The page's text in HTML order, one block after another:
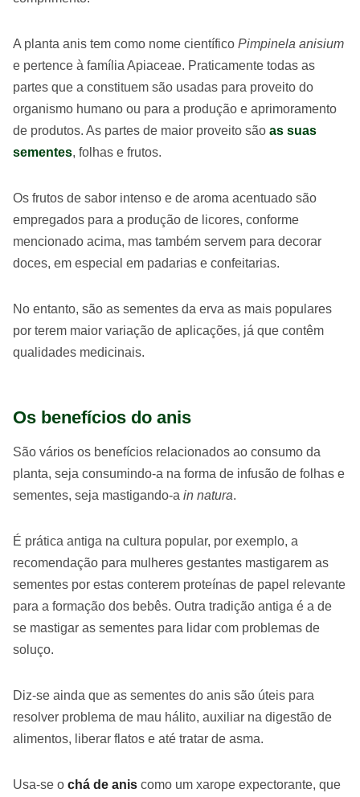
A planta anis tem como nome científico Pimpinela anisium
e pertence à família Apiaceae. Praticamente todas as
partes que a constituem são usadas para proveito do
organismo humano ou para a produção e aprimoramento
de produtos. As partes de maior proveito são as suas
sementes, folhas e frutos.
Os frutos de sabor intenso e de aroma acentuado são
empregados para a produção de licores, conforme
mencionado acima, mas também servem para decorar
doces, em especial em padarias e confeitarias.
No entanto, são as sementes da erva as mais populares
por terem maior variação de aplicações, já que contêm
qualidades medicinais.
Os benefícios do anis
São vários os benefícios relacionados ao consumo da
planta, seja consumindo-a na forma de infusão de folhas e
sementes, seja mastigando-a in natura.
É prática antiga na cultura popular, por exemplo, a
recomendação para mulheres gestantes mastigarem as
sementes por estas conterem proteínas de papel relevante
para a formação dos bebês. Outra tradição antiga é a de
se mastigar as sementes para lidar com problemas de
soluço.
Diz-se ainda que as sementes do anis são úteis para
resolver problema de mau hálito, auxiliar na digestão de
alimentos, liberar flatos e até tratar de asma.
Usa-se o chá de anis como um xarope expectorante, que